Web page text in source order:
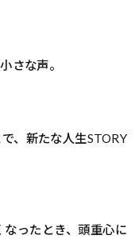
さな声。
、新たな人生STORY
ったとき、頭重心に